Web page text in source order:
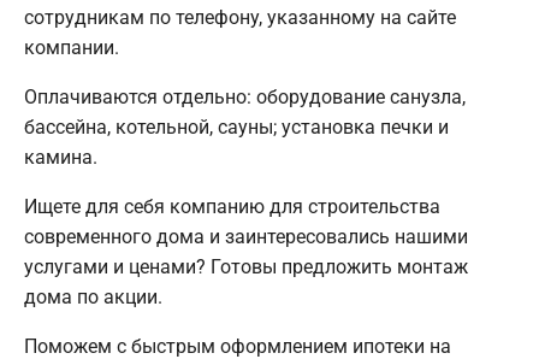
сотрудникам по телефону, указанному на сайте
компании.
Оплачиваются отдельно: оборудование санузла,
бассейна, котельной, сауны; установка печки и
камина.
Ищете для себя компанию для строительства
современного дома и заинтересовались нашими
услугами и ценами? Готовы предложить монтаж
дома по акции.
Поможем с быстрым оформлением ипотеки на